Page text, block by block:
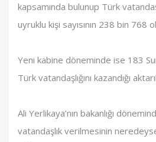
kapsamında bulunup Türk
uyruklu kişi sayısının 238 bin 768
Yeni kabine döneminde ise 183
Türk vatandaşlığını kazandığı
Ali Yerlikaya’nın bakanlığı
vatandaşlık verilmesinin